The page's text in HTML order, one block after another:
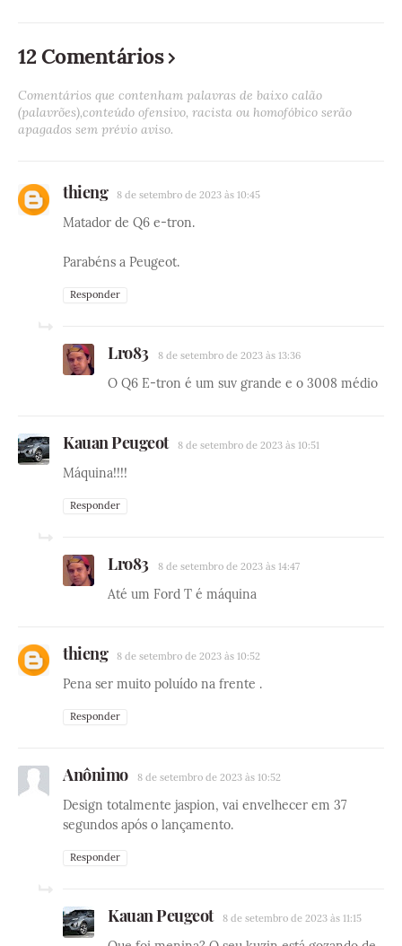
12 Comentários
Comentários que contenham palavras de baixo calão
(palavrões),conteúdo ofensivo, racista ou homofóbico serão
apagados sem prévio aviso.
thieng 8 de setembro de 2023 às 10:45
Matador de Q6 e-tron.
Parabéns a Peugeot.
Responder
Lro83 8 de setembro de 2023 às 13:36
O Q6 E-tron é um suv grande e o 3008 médio
Kauan Peugeot 8 de setembro de 2023 às 10:51
Máquina!!!!
Responder
Lro83 8 de setembro de 2023 às 14:47
Até um Ford T é máquina
thieng 8 de setembro de 2023 às 10:52
Pena ser muito poluído na frente .
Responder
Anônimo 8 de setembro de 2023 às 10:52
Design totalmente jaspion, vai envelhecer em 37
segundos após o lançamento.
Responder
Kauan Peugeot 8 de setembro de 2023 às 11:15